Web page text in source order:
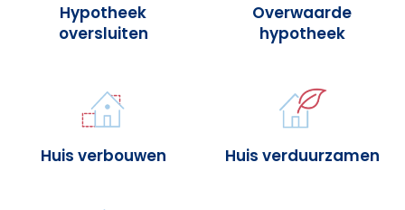
Hypotheek
oversluiten
Overwaarde
hypotheek
Huis verbouwen Huis verduurzamen